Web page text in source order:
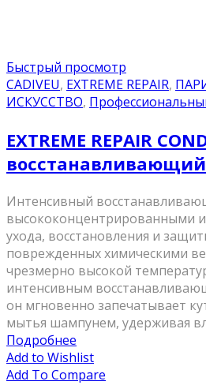
Быстрый просмотр
CADIVEU, EXTREME REPAIR,
ИСКУССТВО,
EXTREME REPAIR
Интенсивный
высококонцентрированными
ухода, восстановления и
поврежденных химическими
чрезмерно высокой
интенсивным
он мгновенно запечатывает
мытья шампунем, удерживая
Подробнее
Add to Wishlist
Add To Compare